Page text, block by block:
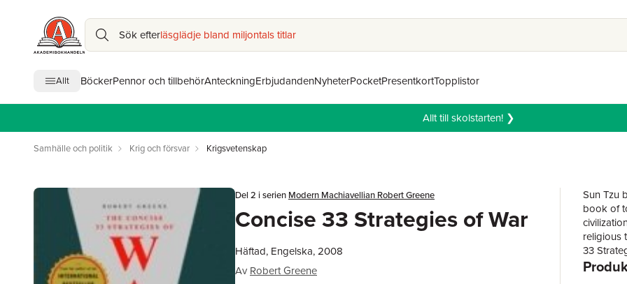
Sök efterläsglädje bland miljontals titlar
Allt BöckerPennor och tillbehörAnteckningErbjudandenNyheterPocketPresentkortTopplistor
Allt till skolstarten! ❯
Samhälle och politik Krig och försvar Krigsvetenskap
Del 2 i serien Modern Machiavellian Robert Greene
Concise 33 Strategies of War
Häftad, Engelska, 2008
Av Robert Greene
Sun Tzu
book of
religious
33
global